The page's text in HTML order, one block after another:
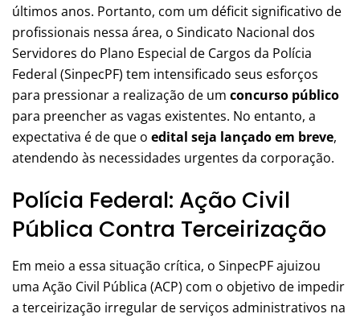
últimos anos. Portanto, com um déficit significativo de
profissionais nessa área, o Sindicato Nacional dos
Servidores do Plano Especial de Cargos da Polícia
Federal (SinpecPF) tem intensificado seus esforços
para pressionar a realização de um concurso público
para preencher as vagas existentes. No entanto, a
expectativa é de que o edital seja lançado em breve,
atendendo às necessidades urgentes da corporação.
Polícia Federal: Ação Civil
Pública Contra Terceirização
Em meio a essa situação crítica, o SinpecPF ajuizou
uma Ação Civil Pública (ACP) com o objetivo de impedir
a terceirização irregular de serviços administrativos na